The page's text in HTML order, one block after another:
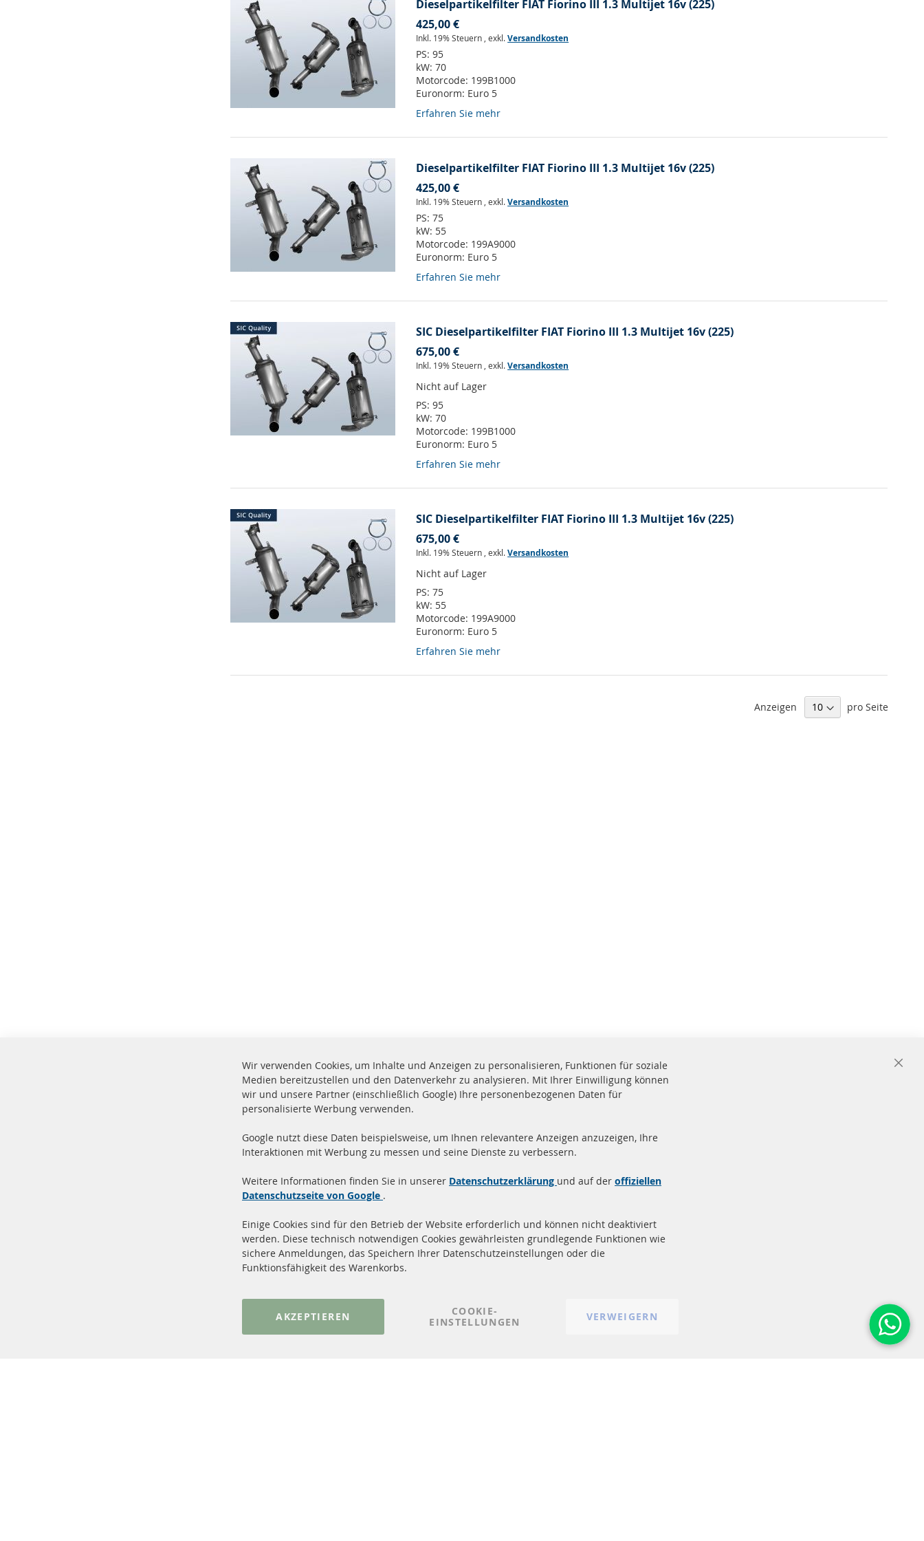
Dieselpartikelfilter FIAT Fiorino III 1.3 Multijet 16v (225)
425,00 €
Inkl. 19% Steuern ,exkl.Versandkosten
PS:95
kW:70
Motorcode: 199B1000
Euronorm: Euro 5
Erfahren Sie mehr
Dieselpartikelfilter FIAT Fiorino III 1.3 Multijet 16v (225)
425,00 €
Inkl. 19% Steuern ,exkl.Versandkosten
PS:75
kW: 55
Motorcode: 199A9000
Euronorm: Euro 5
Erfahren Sie mehr
SIC Dieselpartikelfilter FIAT Fiorino III 1.3 Multijet 16v (225)
675,00 €
Inkl. 19% Steuern ,exkl.Versandkosten
Nicht auf Lager
PS:95
kW:70
Motorcode: 199B1000
Euronorm: Euro 5
Erfahren Sie mehr
SIC Dieselpartikelfilter FIAT Fiorino III 1.3 Multijet 16v (225)
675,00 €
Inkl. 19% Steuern ,exkl.Versandkosten
Nicht auf Lager
PS:75
kW: 55
Motorcode: 199A9000
Euronorm: Euro 5
Erfahren Sie mehr
Anzeigen pro Seite
Versand innerhalb 24 Stunden
Produkte auf Lager
Alle Teile zertifiziert und
homologiert mit e-Prüfzeichen
Quick Links
Dieselpartikelfilter (DPF)
Dieselpartikelfilter Reinigung
Katalysator (KAT)
Über uns
Zahlungsarten
Versandkosten
Close
Wir verwenden Cookies, um Inhalte und Anzeigen zu personalisieren, Funktionen für soziale
Medien bereitzustellen und den Datenverkehr zu analysieren. Mit Ihrer Einwilligung können
wir und unsere Partner (einschließlich Google) Ihre personenbezogenen Daten für
personalisierte Werbung verwenden.
Google nutzt diese Daten beispielsweise, um Ihnen relevantere Anzeigen anzuzeigen, Ihre
Interaktionen mit Werbung zu messen und seine Dienste zu verbessern.
Weitere Informationen finden Sie in unserer Datenschutzerklärung und auf der offiziellen
Datenschutzseite von Google .
Einige Cookies sind für den Betrieb der Website erforderlich und können nicht deaktiviert
werden. Diese technisch notwendigen Cookies gewährleisten grundlegende Funktionen wie
sichere Anmeldungen, das Speichern Ihrer Datenschutzeinstellungen oder die
Funktionsfähigkeit des Warenkorbs.
AKZEPTIEREN
COOKIE-
EINSTELLUNGEN
VERWEIGERN